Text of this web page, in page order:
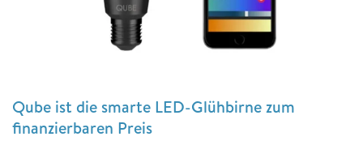
Qube ist die smarte LED-Glühbirne zum
finanzierbaren Preis